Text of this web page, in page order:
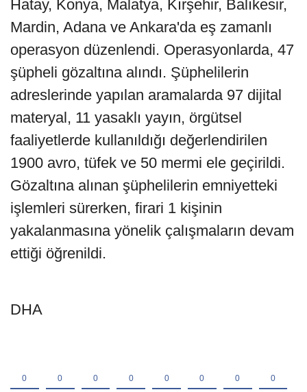
Hatay, Konya, Malatya, Kırşehir, Balıkesir,
Mardin, Adana ve Ankara'da eş zamanlı
operasyon düzenlendi. Operasyonlarda, 47
şüpheli gözaltına alındı. Şüphelilerin
adreslerinde yapılan aramalarda 97 dijital
materyal, 11 yasaklı yayın, örgütsel
faaliyetlerde kullanıldığı değerlendirilen
1900 avro, tüfek ve 50 mermi ele geçirildi.
Gözaltına alınan şüphelilerin emniyetteki
işlemleri sürerken, firari 1 kişinin
yakalanmasına yönelik çalışmaların devam
ettiği öğrenildi.
DHA